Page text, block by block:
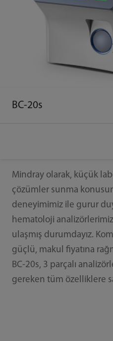
BC-20s
Mindray olarak, küçük
çözümler sunma
deneyimimiz ile gurur
hematoloji
ulaşmış durumdayız.
güçlü, makul fiyatına
BC-20s, 3 parçalı
gereken tüm özelliklere